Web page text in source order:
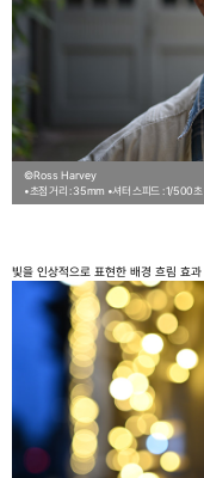
©Ross Harvey
•초점 거리 : 35mm •셔터 스피드 : 1/500초
빛을 인상적으로 표현한 배경 흐림 효과